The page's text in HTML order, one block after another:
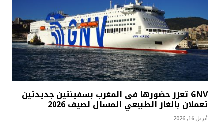
GNV تعزز حضورها في المغرب بسفينتين جديدتين
تعملان بالغاز الطبيعي المسال لصيف 2026
أبريل 16, 2026